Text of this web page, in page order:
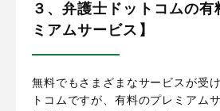
３、弁護士ドットコムの有
ミアムサービス】
無料でもさまざまなサービスが受
トコムですが、有料のプレミアム